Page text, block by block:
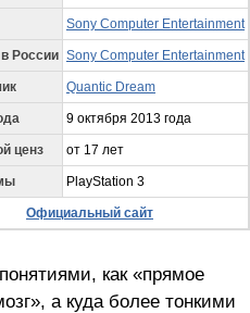
Sony Computer Entertainment
России Sony Computer Entertainment
Quantic Dream
9 октября 2013 года
ценз от 17 лет
PlayStation 3
Официальный сайт
как «прямое
а куда более тонкими